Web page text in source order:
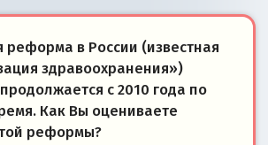
реформа в России (известная
здравоохранения»)
с 2010 года по
Как Вы оцениваете
реформы?